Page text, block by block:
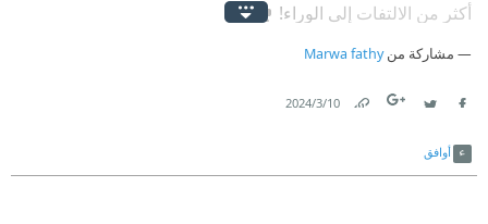
أكثر من الالتفات إلى الوراء!
مشاركة منMarwa fathy
10‏/3‏/2024
أوافق